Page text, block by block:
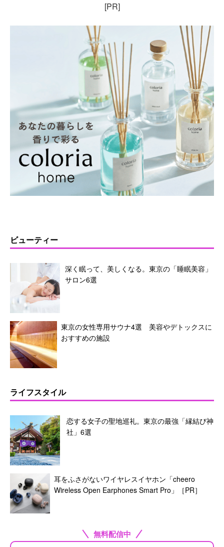
[PR]
ビューティー
深く眠って、美しくなる。東京の「睡眠美容」
サロン6選
東京の女性専用サウナ4選 美容やデトックスに
おすすめの施設
ライフスタイル
恋する女子の聖地巡礼。東京の最強「縁結び神
社」6選
耳をふさがないワイヤレスイヤホン「cheero
Wireless Open Earphones Smart Pro」［PR］
無料配信中